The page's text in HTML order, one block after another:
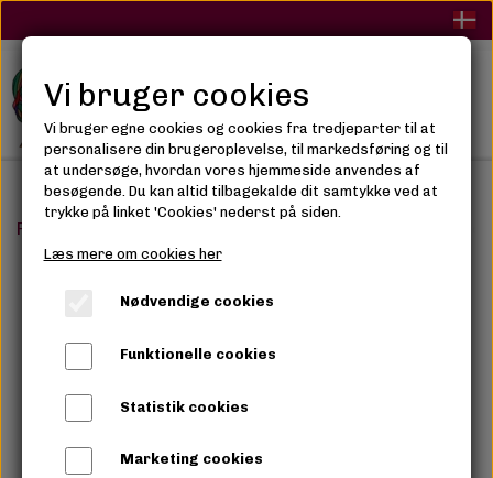
Forside
Vi bruger cookies
Vi bruger egne cookies og cookies fra tredjeparter til at
personalisere din brugeroplevelse, til markedsføring og til
at undersøge, hvordan vores hjemmeside anvendes af
besøgende. Du kan altid tilbagekalde dit samtykke ved at
trykke på linket 'Cookies' nederst på siden.
Læs mere om cookies her
Nødvendige cookies
Funktionelle cookies
Statistik cookies
Marketing cookies